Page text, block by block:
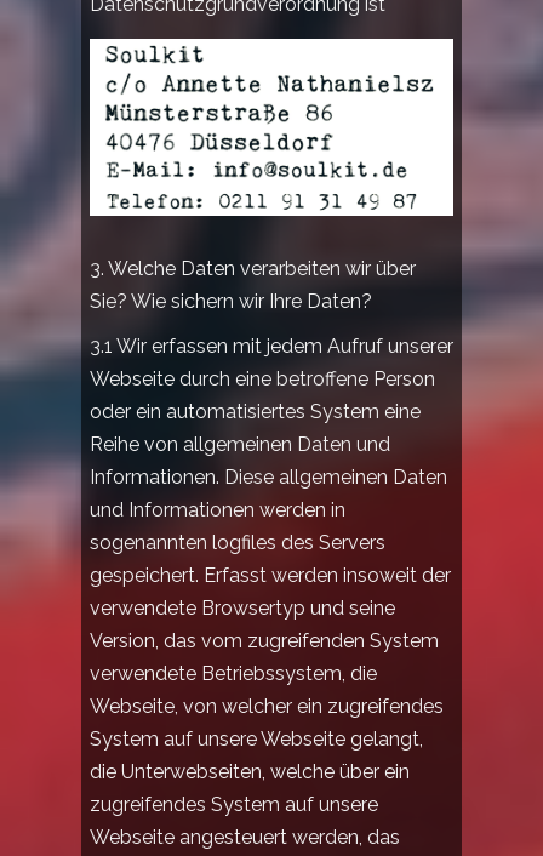
3. Welche Daten verarbeiten wir über
Sie? Wie sichern wir Ihre Daten?
3.1 Wir erfassen mit jedem Aufruf unserer
Webseite durch eine betroffene Person
oder ein automatisiertes System eine
Reihe von allgemeinen Daten und
Informationen. Diese allgemeinen Daten
und Informationen werden in
sogenannten logfiles des Servers
gespeichert. Erfasst werden insoweit der
verwendete Browsertyp und seine
Version, das vom zugreifenden System
verwendete Betriebssystem, die
Webseite, von welcher ein zugreifendes
System auf unsere Webseite gelangt,
die Unterwebseiten, welche über ein
zugreifendes System auf unsere
Webseite angesteuert werden, das